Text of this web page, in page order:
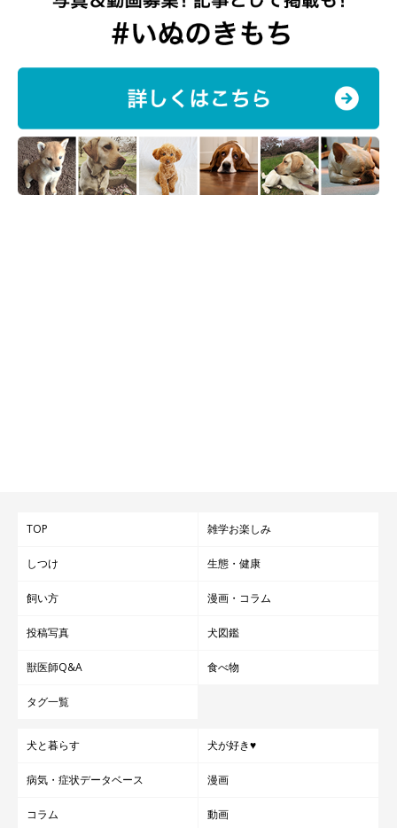
TOP 雑学お楽しみ
しつけ 生態・健康
飼い方 漫画・コラム
投稿写真 犬図鑑
獣医師Q&A 食べ物
タグ一覧
犬と暮らす 犬が好き♥
病気・症状データベース 漫画
コラム 動画